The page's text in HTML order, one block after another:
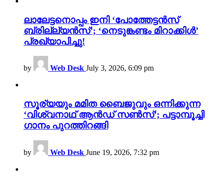
ലാലേട്ടനൊപ്പം ഇനി ‘പോത്തേട്ടൻസ്
ബ്രില്ല്യൻസ്’; ‘നെടുങ്കണ്ടം മിറാക്കിൾ’
പ്രഖ്യാപിച്ചു!
by Web Desk July 3, 2026, 6:09 pm
സൂര്യയും മമിത ബൈജുവും ഒന്നിക്കുന്ന
‘വിശ്വനാഥ് ആൻഡ് സൺസ്’; പട്ടാമ്പൂച്ചി
ഗാനം പുറത്തിറങ്ങി
by Web Desk June 19, 2026, 7:32 pm